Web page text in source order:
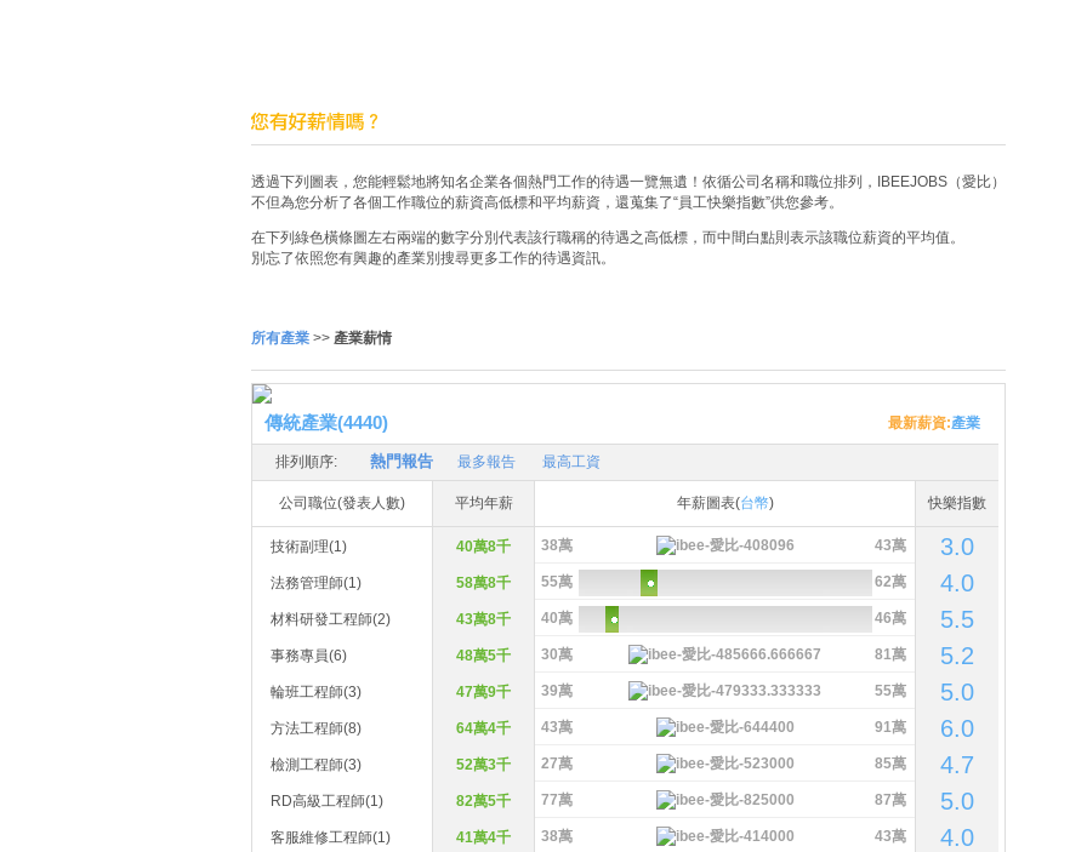
透過下列圖表，您能輕鬆地將知名企業各個熱門工作的待遇一覽無遺！依循公司名稱和職位排列，IBEEJOBS（愛比）
不但為您分析了各個工作職位的薪資高低標和平均薪資，還蒐集了“員工快樂指數”供您參考。
在下列綠色橫條圖左右兩端的數字分別代表該行職稱的待遇之高低標，而中間白點則表示該職位薪資的平均值。
別忘了依照您有興趣的產業別搜尋更多工作的待遇資訊。
所有產業 >> 產業薪情
傳統產業(4440) 最新薪資:產業
排列順序: 熱門報告 最多報告 最高工資
公司職位(發表人數) 平均年薪 年薪圖表(台幣) 快樂指數
技術副理(1) 40萬8千 38萬 43萬 3.0
法務管理師(1) 58萬8千 55萬 62萬 4.0
材料研發工程師(2) 43萬8千 40萬 46萬 5.5
事務專員(6) 48萬5千 30萬 81萬 5.2
輪班工程師(3) 47萬9千 39萬 55萬 5.0
方法工程師(8) 64萬4千 43萬 91萬 6.0
檢測工程師(3) 52萬3千 27萬 85萬 4.7
RD高級工程師(1) 82萬5千 77萬 87萬 5.0
客服維修工程師(1) 41萬4千 38萬 43萬 4.0